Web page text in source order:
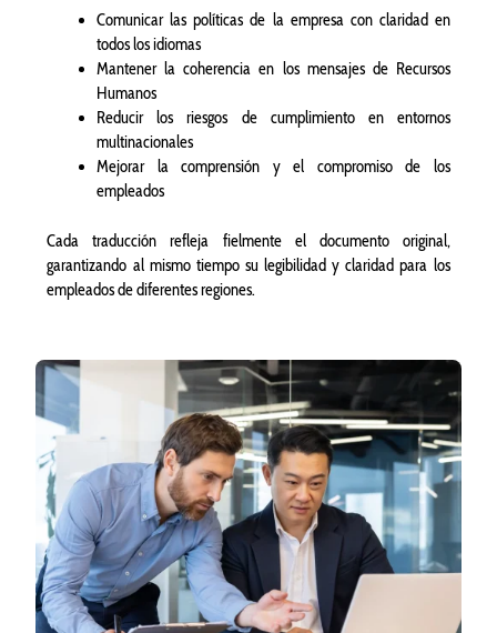
Comunicar las políticas de la empresa con claridad en
todos los idiomas
Mantener la coherencia en los mensajes de Recursos
Humanos
Reducir los riesgos de cumplimiento en entornos
multinacionales
Mejorar la comprensión y el compromiso de los
empleados
Cada traducción refleja fielmente el documento original,
garantizando al mismo tiempo su legibilidad y claridad para los
empleados de diferentes regiones.